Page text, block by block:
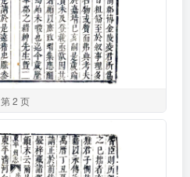
第 2 页